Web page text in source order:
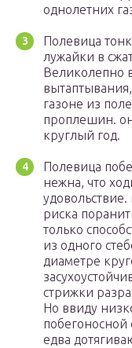
однолетних
Полевица
лужайки в
Великолепно
газоне из
проплешин.
круглый год.
Полевица
нежна, что
риска
только
из одного
диаметре
стрижки
Но ввиду
побегоносной
едва